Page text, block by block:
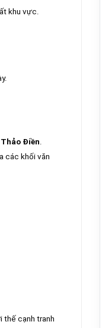
khu vực.
Thảo Điền.
các khối văn
thế cạnh tranh